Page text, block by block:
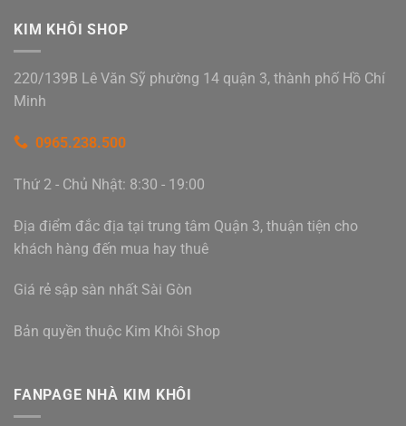
KIM KHÔI SHOP
220/139B Lê Văn Sỹ phường 14 quận 3, thành phố Hồ Chí
Minh
0965.238.500
Thứ 2 - Chủ Nhật: 8:30 - 19:00
Địa điểm đắc địa tại trung tâm Quận 3, thuận tiện cho
khách hàng đến mua hay thuê
Giá rẻ sập sàn nhất Sài Gòn
Bản quyền thuộc Kim Khôi Shop
FANPAGE NHÀ KIM KHÔI